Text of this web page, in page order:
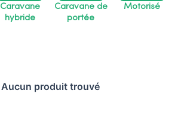
Caravane
hybride
Caravane de
portée
Motorisé
Aucun produit trouvé